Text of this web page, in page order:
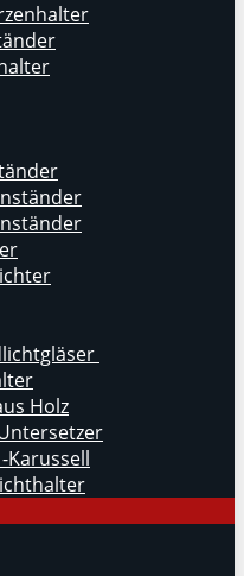
Holz
Karussell